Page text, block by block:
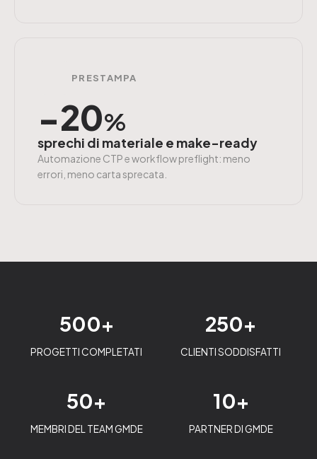
PRESTAMPA
−20%
sprechi di materiale e make-ready
Automazione CTP e workflow preflight: meno
errori, meno carta sprecata.
500+
PROGETTI COMPLETATI
250+
CLIENTI SODDISFATTI
50+
MEMBRI DEL TEAM GMDE
10+
PARTNER DI GMDE